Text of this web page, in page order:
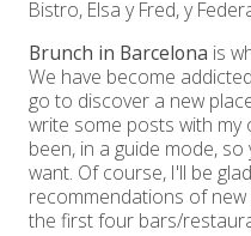
Bistro, Elsa y Fred, y
Brunch in Barcelona is
We have become
go to discover a new
write some posts with my
been, in a guide mode,
want. Of course, I'll be
recommendations of
the first four bars/